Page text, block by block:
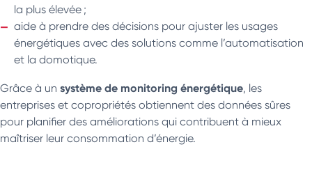
la plus élevée ;
aide à prendre des décisions pour ajuster les usages
énergétiques avec des solutions comme l’automatisation
et la domotique.
Grâce à un système de monitoring énergétique, les
entreprises et copropriétés obtiennent des données sûres
pour planifier des améliorations qui contribuent à mieux
maîtriser leur consommation d’énergie.